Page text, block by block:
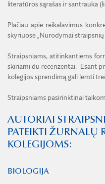
literatūros sąrašas ir santrauka
Plačiau apie reikalavimus
skyriuose „Nurodymai
Straipsniams, atitinkantiems
skiriami du recenzentai. Esant
kolegijos sprendimą gali lemti
Straipsniams pasirinktinai
AUTORIAI
PATEIKTI ŽURNALŲ
KOLEGIJOMS:
BIOLOGIJA